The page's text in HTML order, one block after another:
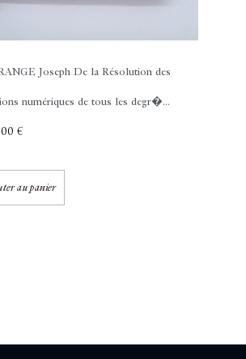
JosephDe la Résolution des
numériques de tous les degr�...
€
au panier